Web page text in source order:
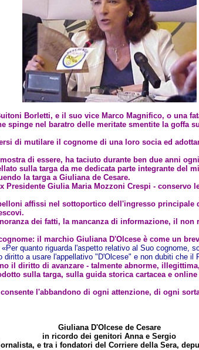
Borletti, e il suo vice Marco Magnifico, o una
nel baratro delle meritate smentite la goffa
di mutilare il cognome di una loro socia ed
di essere, ha taciuto durante ben due anni
sulla targa da me dedicata parte integrante del
la targa a Giuliana de Cesare.
Presidente Giulia Maria Mozzoni Crespi -
affissi nel sottoportico dell'ingresso
dei fatti, la mancanza di informazione, il
il marchio Giuliana D'Olcese è come un
quanto riguarda l'aspetto relativo al Suo cognome,
a usare l'appellativo "D'Olcese" e non dubiti che
il diritto di avanzare - talmente abnorme,
sulla targa, sulla guida storica cartacea e
l'abbandono di ogni attenzione, di ogni
Giuliana D'Olcese de Cesare
in ricordo dei genitori Anna e Sergio
e tra i fondatori del Corriere della Sera,